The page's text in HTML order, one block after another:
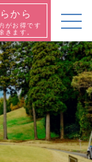
から
がお得です
きます。